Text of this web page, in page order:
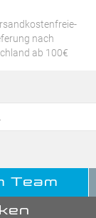
nach
ab 100€
Team